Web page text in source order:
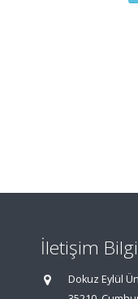
İletişim
Dokuz Eylül